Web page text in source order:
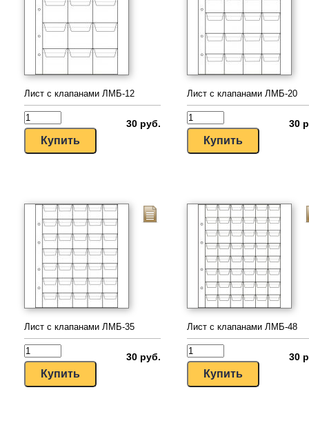
Лист с клапанами ЛМБ-12
30 руб.
Лист с клапанами ЛМБ-20
30
Лист с клапанами ЛМБ-35
30 руб.
Лист с клапанами ЛМБ-48
30